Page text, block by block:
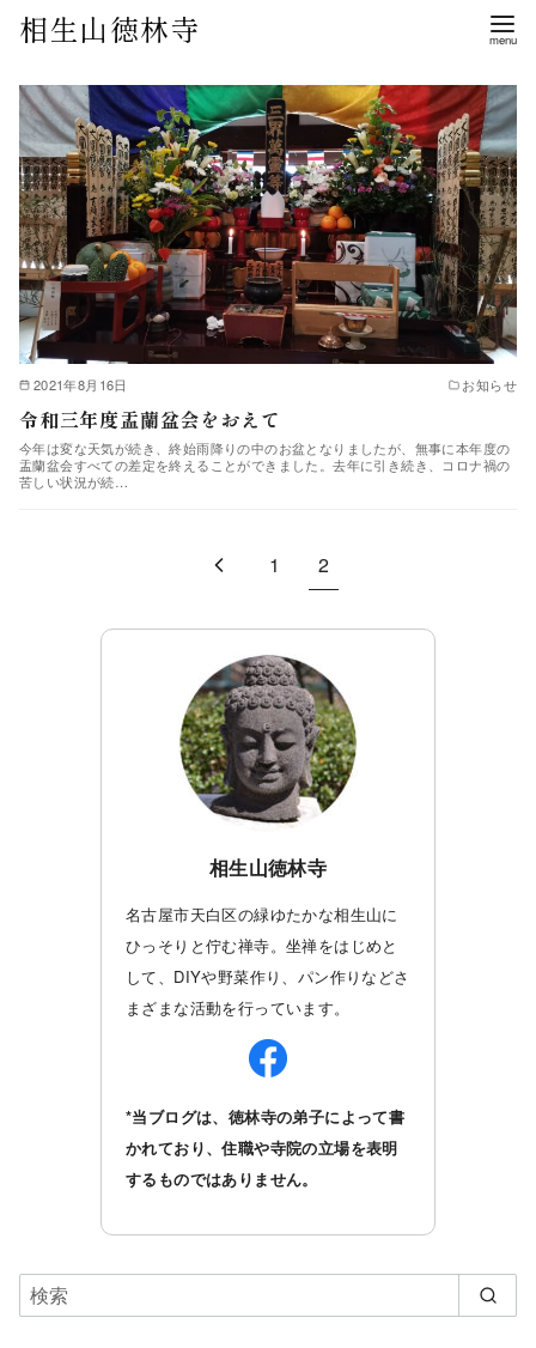
相生山徳林寺
2021年8月16日 お知らせ
令和三年度盂蘭盆会をおえて
今年は変な天気が続き、終始雨降りの中のお盆となりましたが、無事に本年度の
盂蘭盆会すべての差定を終えることができました。去年に引き続き、コロナ禍の
苦しい状況が続…
1 2
相生山徳林寺
名古屋市天白区の緑ゆたかな相生山に
ひっそりと佇む禅寺。坐禅をはじめと
して、DIYや野菜作り、パン作りなどさ
まざまな活動を行っています。
*当ブログは、徳林寺の弟子によって書
かれており、住職や寺院の立場を表明
するものではありません。